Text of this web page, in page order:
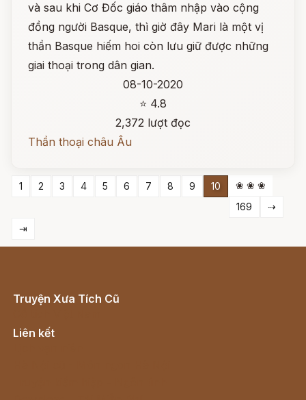
và sau khi Cơ Đốc giáo thâm nhập vào cộng
đồng người Basque, thì giờ đây Mari là một vị
thần Basque hiếm hoi còn lưu giữ được những
giai thoại trong dân gian.
08-10-2020
⭐ 4.8
2,372 lượt đọc
Thần thoại châu Âu
1 2 3 4 5 6 7 8 9 10
❀ ❀ ❀
169
⇢
⇥
Truyện Xưa Tích Cũ
Liên kết